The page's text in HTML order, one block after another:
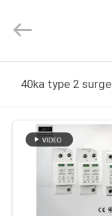
ΠΡΟΪΌΝΤΑ
ΠΕΡΊΠΟΥ
ΕΜΕΊΣ
Technology
Co.,Ltd.
Reserved.
40ka type 2